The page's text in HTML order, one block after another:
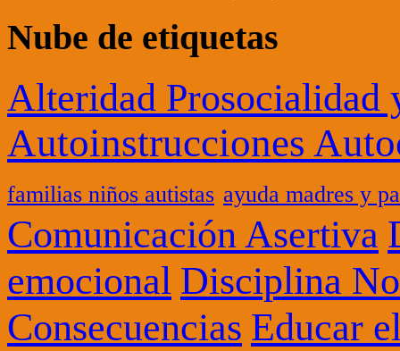
Nube de etiquetas
Alteridad Prosocialidad
Autoinstrucciones
familias niños autistas ayuda madres y
Comunicación Asertiva
emocional Disciplina
Consecuencias Educar